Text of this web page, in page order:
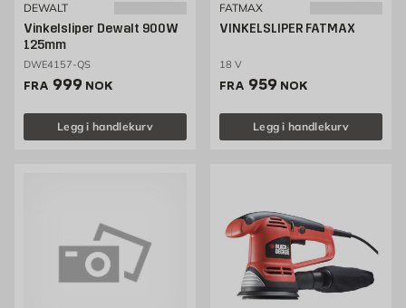
DEWALT
Vinkelsliper Dewalt 900W
125mm
DWE4157-QS
FRA Pris 999 NOK /stk
999 NOK
Legg i handlekurv
FATMAX
VINKELSLIPER FATMAX
18 V
FRA Pris 959 NOK /stk
959 NOK
Legg i handlekurv